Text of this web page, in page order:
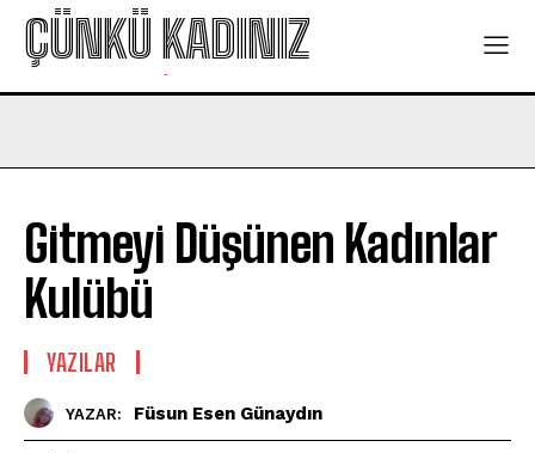
ÇÜNKÜ KADINIZ
-
Gitmeyi Düşünen Kadınlar
Kulübü
YAZILAR
YAZAR: Füsun Esen Günaydın